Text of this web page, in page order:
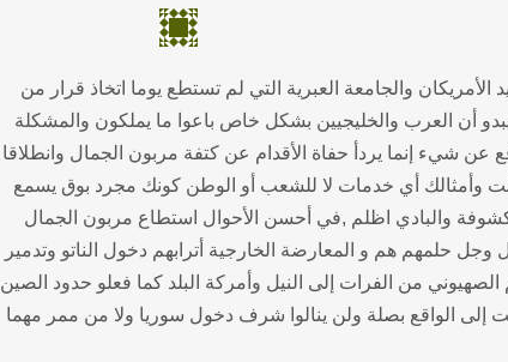
والجامعة العبرية التي لم تستطع يوما اتخاذ قرار من
أن العرب والخليجيين بشكل خاص باعوا ما يملكون والمشكلة
عن شيء إنما يردأ حفاة الأقدام عن كتفة مربون الجمال وانطلاقا
وأمثالك أي خدمات لا للشعب أو الوطن كونك مجرد بوق يسمع
مكشوفة والبادي اظلم ,في أحسن الأحوال استطاع مربون الجمال
وجل حلمهم هم و المعارضة الخارجية أترابهم دخول الناتو وتدمير
من الفرات إلى النيل وأمركة البلد كما فعلو حدود الصين
إلى الواقع بصلة ولن ينالوا شرف دخول سوريا ولا من ممر مهما